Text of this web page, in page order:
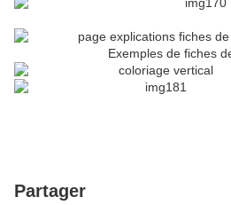
Exemples de fiches
Partager